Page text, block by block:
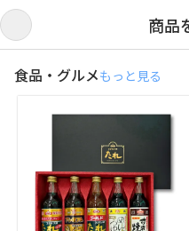
商品
食品・グルメもっと見る
商品をみつける